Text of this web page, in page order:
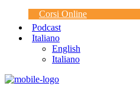
Corsi Online
Podcast
Italiano
English
Italiano